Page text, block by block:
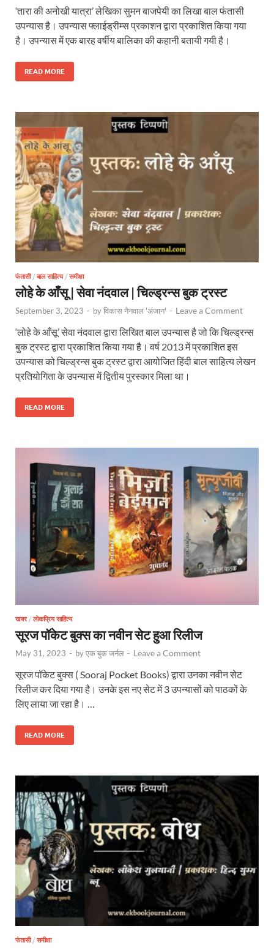
‘तारा की अनोखी यात्रा’ लेखिका सुमन बाजपेयी का लिखा बाल फंतासी
उपन्यास है। उपन्यास फ्लाईड्रीम्स प्रकाशन द्वारा प्रकाशित किया गया
है। उपन्यास में एक बारह वर्षीय बालिका की कहानी बतायी गयी है।
READ MORE
फंतासी/ बाल साहित्य/ समीक्षा
लोहे के आँसू | सेवा नंदवाल | चिल्ड्रन्स बुक ट्रस्ट
September 3, 2023 - byविकास नैनवाल 'अंजान' - Leave a Comment
‘लोहे के आँसू’ सेवा नंदवाल द्वारा लिखित बाल उपन्यास है जो कि चिल्ड्रन्स
बुक ट्रस्ट द्वारा प्रकाशित किया गया है। वर्ष 2013 में प्रकाशित इस
उपन्यास को चिल्ड्रन्स बुक ट्रस्ट द्वारा आयोजित हिंदी बाल साहित्य लेखन
प्रतियोगिता के उपन्यास में द्वितीय पुरस्कार मिला था।
READ MORE
खबर/ लोकप्रिय साहित्य
सूरज पॉकेट बुक्स का नवीन सेट हुआ रिलीज
May 31, 2023 - byएक बुक जर्नल - Leave a Comment
सूरज पॉकेट बुक्स ( Sooraj Pocket Books) द्वारा उनका नवीन सेट
रिलीज कर दिया गया है। उनके इस नए सेट में 3 उपन्यासों को पाठकों के
लिए लाया जा रहा है। …
READ MORE
फंतासी/ समीक्षा